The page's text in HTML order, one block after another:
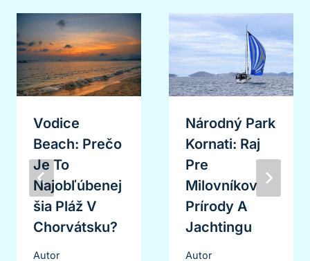
Vodice
Beach: Prečo
Je To
Najobľúbenej
Šia Pláž V
Chorvátsku?
Autor
Národný Park
Kornati: Raj
Pre
Milovníkov
Prírody A
Jachtingu
Autor